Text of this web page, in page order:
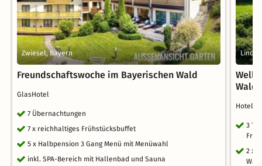
Zwiesel, Bayern
Freundschaftswoche im Bayerischen Wald
GlasHotel
7 Übernachtungen
7 x reichhaltiges Frühstücksbuffet
5 x Halbpension 3 Gang Menü mit Menüwahl
inkl. SPA-Bereich mit Hallenbad und Sauna
Wald
Hotel
3
2 x